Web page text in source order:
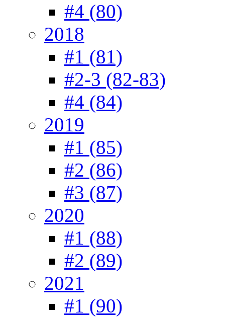
#4 (80)
2018
#1 (81)
#2-3 (82-83)
#4 (84)
2019
#1 (85)
#2 (86)
#3 (87)
2020
#1 (88)
#2 (89)
2021
#1 (90)